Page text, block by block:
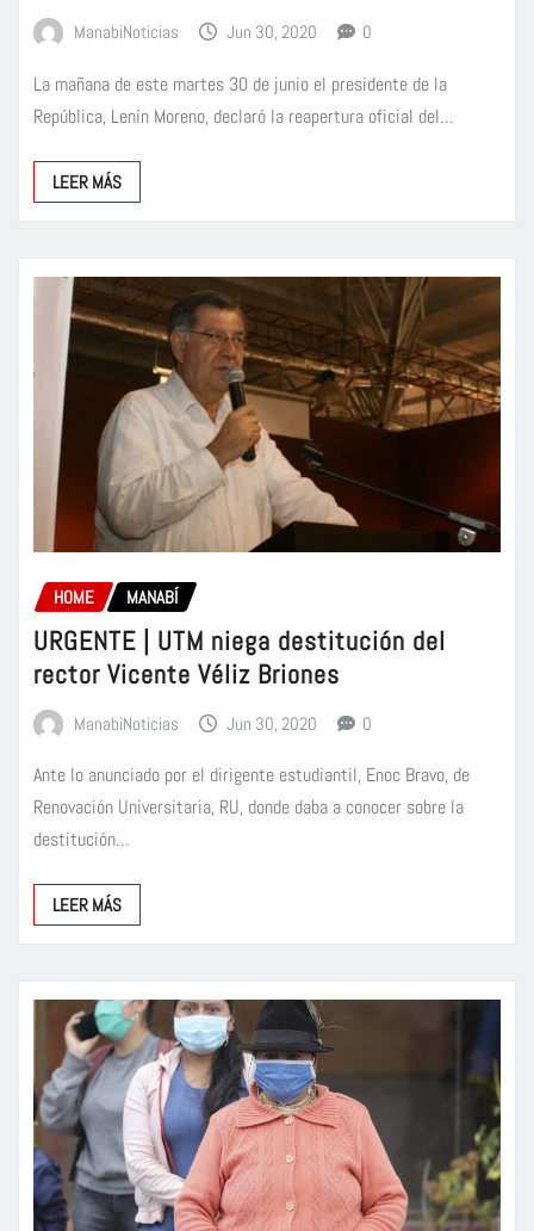
ManabiNoticias Jun 30, 2020 0
La mañana de este martes 30 de junio el presidente de la
República, Lenín Moreno, declaró la reapertura oficial del…
LEER MÁS
HOME MANABÍ
URGENTE | UTM niega destitución del
rector Vicente Véliz Briones
ManabiNoticias Jun 30, 2020 0
Ante lo anunciado por el dirigente estudiantil, Enoc Bravo, de
Renovación Universitaria, RU, donde daba a conocer sobre la
destitución…
LEER MÁS